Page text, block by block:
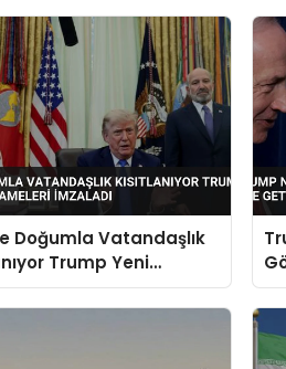
Doğumla Vatandaşlık
Trump Yeni
İmzaladı